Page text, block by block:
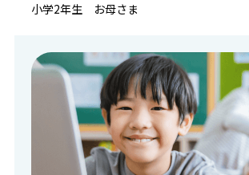
小学2年生 お母さま